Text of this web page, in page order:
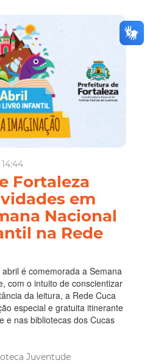
Fortaleza
em
Nacional
na Rede
é comemorada a Semana
com o intuito de conscientizar
da leitura, a Rede Cuca
especial e gratuita itinerante
e nas bibliotecas dos Cucas
Juventude